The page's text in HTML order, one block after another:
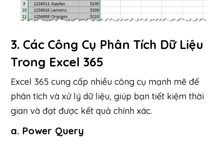
3. Các Công Cụ Phân Tích Dữ Liệu
Trong Excel 365
Excel 365 cung cấp nhiều công cụ mạnh mẽ để
phân tích và xử lý dữ liệu, giúp bạn tiết kiệm thời
gian và đạt được kết quả chính xác.
a. Power Query